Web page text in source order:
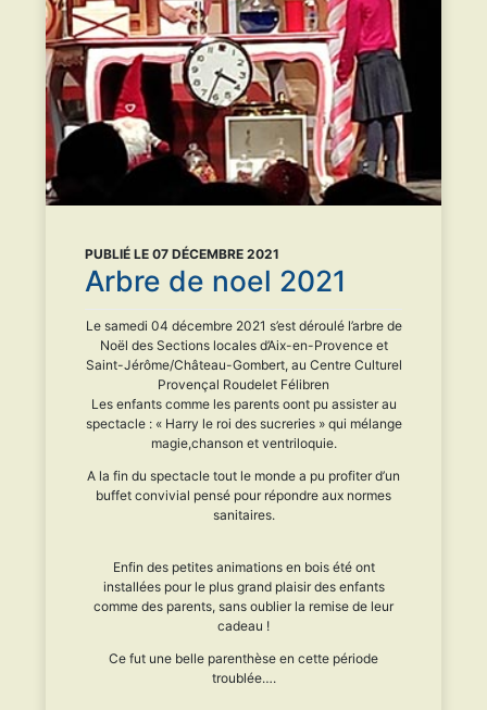
PUBLIÉ LE 07 DÉCEMBRE 2021
Arbre de noel 2021
Le samedi 04 décembre 2021 s’est déroulé l’arbre de
Noël des Sections locales d’Aix-en-Provence et
Saint-Jérôme/Château-Gombert, au Centre Culturel
Provençal Roudelet Félibren
Les enfants comme les parents oont pu assister au
spectacle : « Harry le roi des sucreries » qui mélange
magie,chanson et ventriloquie.
A la fin du spectacle tout le monde a pu profiter d’un
buffet convivial pensé pour répondre aux normes
sanitaires.
Enfin des petites animations en bois été ont
installées pour le plus grand plaisir des enfants
comme des parents, sans oublier la remise de leur
cadeau !
Ce fut une belle parenthèse en cette période
troublée….